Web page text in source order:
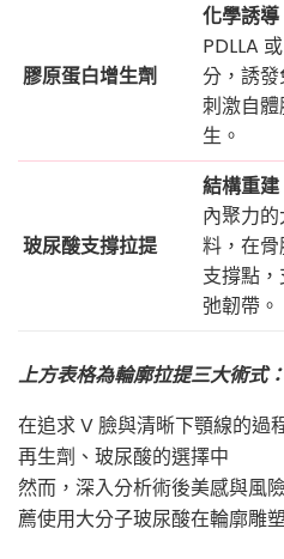
膠原蛋白增生劑
化學誘導
PDLLA
分，誘
刺激自
生。
玻尿酸支撐拉提
結構重建
內聚力
料，在
支撐點
弛韌帶。
上方表格為輪廓拉提三大術式
在追求 V 臉與清晰下顎線的過
再生劑、玻尿酸的選擇中
然而，深入分析術後美感與風
薦使用大分子玻尿酸在輪廓雕